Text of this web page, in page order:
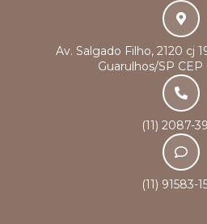
Av. Salgado Filho, 2120 cj
Guarulhos/SP CEP
(11) 2087-
(11) 91583-